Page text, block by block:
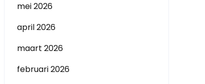
mei 2026
april 2026
maart 2026
februari 2026